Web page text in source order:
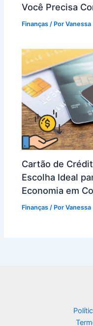
Você Precisa
Finanças / PorVanessa
Cartão de
Escolha Ideal
Economia em
Finanças / PorVanessa